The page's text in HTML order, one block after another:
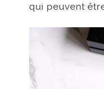
qui peuvent